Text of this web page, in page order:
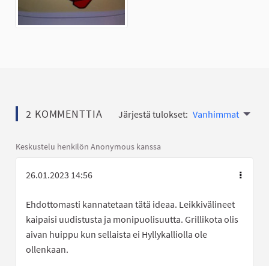
2 KOMMENTTIA Järjestä tulokset: Vanhimmat
Keskustelu henkilön Anonymous kanssa
26.01.2023 14:56
Ehdottomasti kannatetaan tätä ideaa. Leikkivälineet
kaipaisi uudistusta ja monipuolisuutta. Grillikota olis
aivan huippu kun sellaista ei Hyllykalliolla ole
ollenkaan.